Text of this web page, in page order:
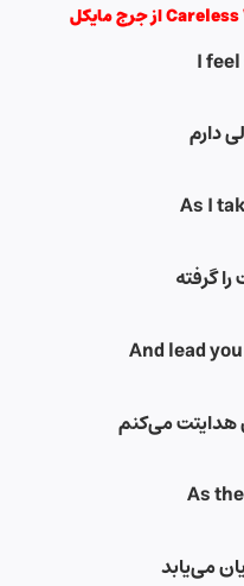
I
دارم
As I
گرفته
And lead
می‌کنم
As
می‌یابد